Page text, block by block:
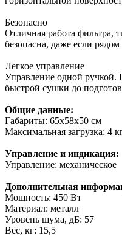
Безопасно
Отличная работа фильтра,
безопасна, даже если
Легкое управление
Управление одной ручкой.
быстрой сушки до
Общие данные:
Габариты: 65x58x50 см
Максимальная загрузка: 4
Управление и индикация:
Управление: механическое
Дополнительная
Мощность: 450 Вт
Материал: металл
Уровень шума, дБ: 57
Вес, кг: 15,5